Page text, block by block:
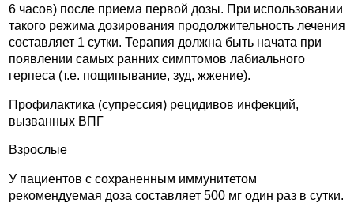
6 часов) после приема первой дозы. При использовании
такого режима дозирования продолжительность лечения
составляет 1 сутки. Терапия должна быть начата при
появлении самых ранних симптомов лабиального
герпеса (т.е. пощипывание, зуд, жжение).
Профилактика (супрессия) рецидивов инфекций,
вызванных ВПГ
Взрослые
У пациентов с сохраненным иммунитетом
рекомендуемая доза составляет 500 мг один раз в сутки.